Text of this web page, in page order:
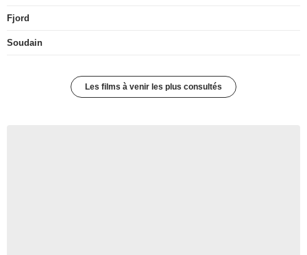
Fjord
Soudain
Les films à venir les plus consultés